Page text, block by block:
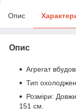
Опис
Опис
Агрегат
Тип
Розміри:
151 см.